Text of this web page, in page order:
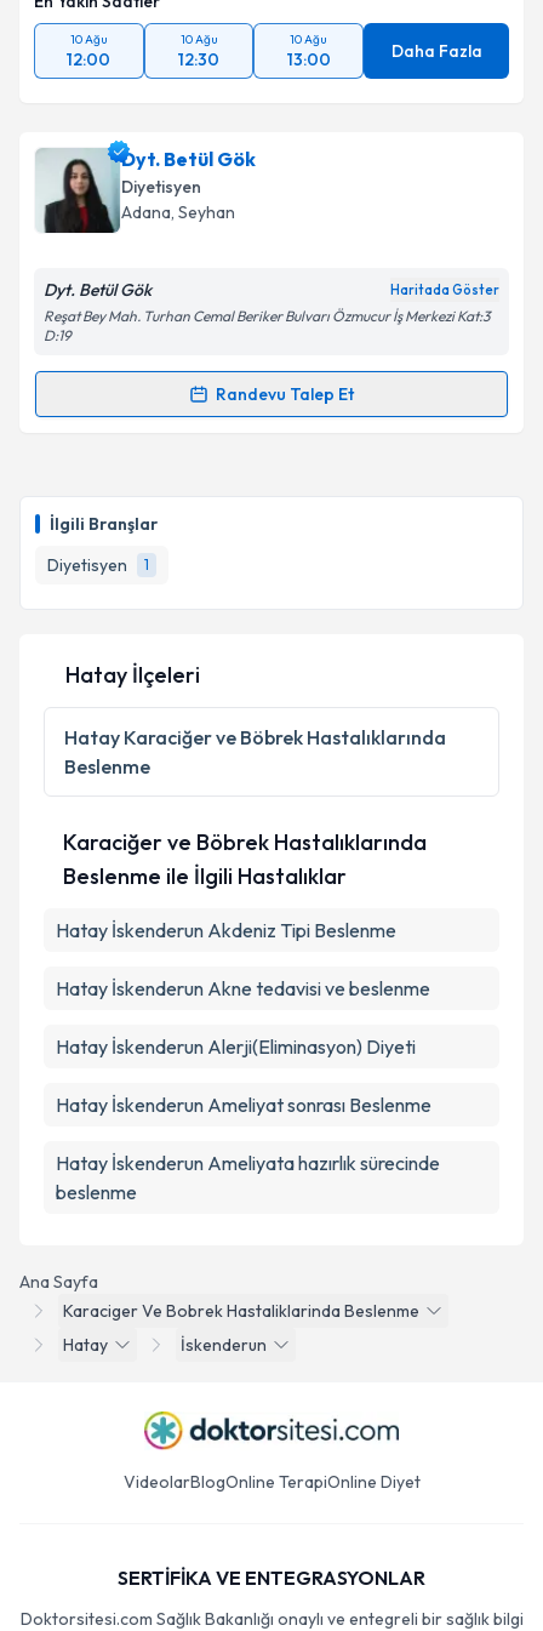
İlgili Branşlar
Diyetisyen
1
10 Ağu
12:00
10 Ağu
12:30
10 Ağu
13:00 Daha Fazla
Dyt. Betül Gök
Diyetisyen
Adana, Seyhan
Dyt. Betül Gök Haritada Göster
Reşat Bey Mah. Turhan Cemal Beriker Bulvarı Özmucur İş Merkezi Kat:3
D:19
Randevu Talep Et
Randevu Takvimi Talebi
hazırlandığında e-posta ile bilgilendireceğiz.
E-posta Adresiniz
Kişisel verilerimin işlenmesine ilişkinAydınlatma
Metni
'ni okudum ve kişisel verilerimin belirtilen
kapsamda işlenmesini kabul ediyorum.
Ana Sayfa
Karaciger Ve Bobrek Hastaliklarinda Beslenme
Hatay
İskenderun
Hatay İlçeleri
Hatay Karaciğer ve Böbrek Hastalıklarında
Beslenme
Karaciğer ve Böbrek Hastalıklarında
Beslenme ile İlgili Hastalıklar
Hatay İskenderun Akdeniz Tipi Beslenme
Hatay İskenderun Akne tedavisi ve beslenme
Hatay İskenderun Alerji(Eliminasyon) Diyeti
Hatay İskenderun Ameliyat sonrası Beslenme
Hatay İskenderun Ameliyata hazırlık sürecinde
beslenme
VideolarBlogOnline TerapiOnline Diyet
SERTİFİKA VE ENTEGRASYONLAR
Doktorsitesi.com Sağlık Bakanlığı onaylı ve entegreli bir sağlık bilgi